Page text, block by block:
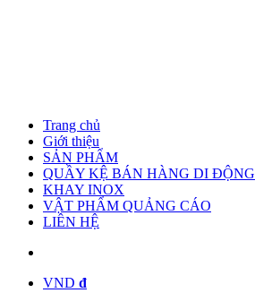
Trang chủ
Giới thiệu
SẢN PHẨM
QUẦY KỆ BÁN HÀNG DI ĐỘNG
KHAY INOX
VẬT PHẨM QUẢNG CÁO
LIÊN HỆ
VND đ